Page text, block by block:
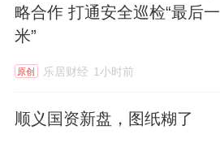
略合作 打通安全巡检“最后一
米”
原创 乐居财经 1小时前
顺义国资新盘，图纸糊了